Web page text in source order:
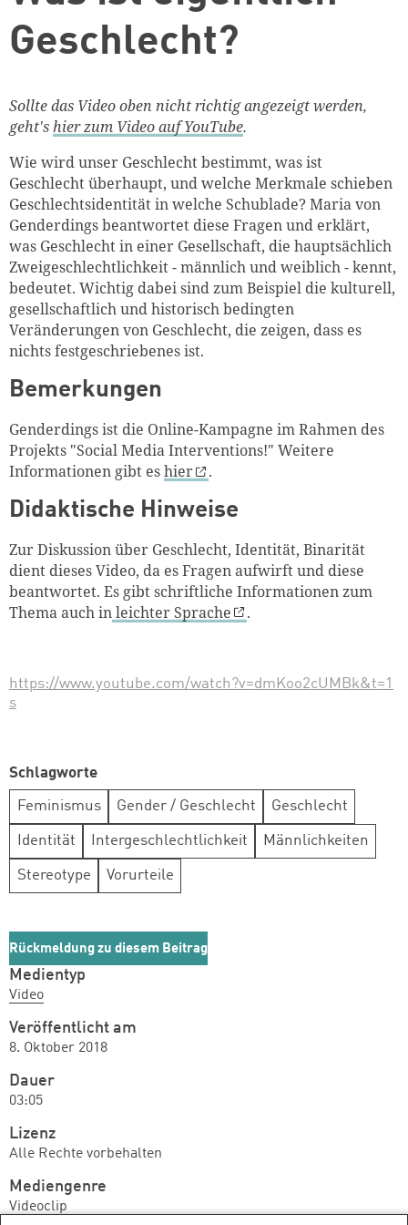
Geschlecht?
Sollte das Video oben nicht richtig angezeigt werden,
geht'shier zum Video auf YouTube.
Wie wird unser Geschlecht bestimmt, was ist
Geschlecht überhaupt, und welche Merkmale schieben
Geschlechtsidentität in welche Schublade? Maria von
Genderdings beantwortet diese Fragen und erklärt,
was Geschlecht in einer Gesellschaft, die hauptsächlich
Zweigeschlechtlichkeit - männlich und weiblich - kennt,
bedeutet. Wichtig dabei sind zum Beispiel die kulturell,
gesellschaftlich und historisch bedingten
Veränderungen von Geschlecht, die zeigen, dass es
nichts festgeschriebenes ist.
Bemerkungen
Genderdings ist die Online-Kampagne im Rahmen des
Projekts "Social Media Interventions!" Weitere
Informationen gibt eshier .
Didaktische Hinweise
Zur Diskussion über Geschlecht, Identität, Binarität
dient dieses Video, da es Fragen aufwirft und diese
beantwortet. Es gibt schriftliche Informationen zum
Thema auch inleichter Sprache .
https://www.youtube.com/watch?v=dmKoo2cUMBk&t=1
s
Schlagworte
Feminismus Gender / Geschlecht Geschlecht
Identität Intergeschlechtlichkeit Männlichkeiten
Stereotype Vorurteile
Rückmeldung zu diesem Beitrag
Medientyp
Video
Veröffentlicht am
8. Oktober 2018
Dauer
03:05
Lizenz
Alle Rechte vorbehalten
Mediengenre
Videoclip